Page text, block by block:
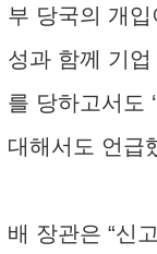
부 당국의 개
성과 함께 기
를 당하고서도
대해서도 언급
배 장관은 “신